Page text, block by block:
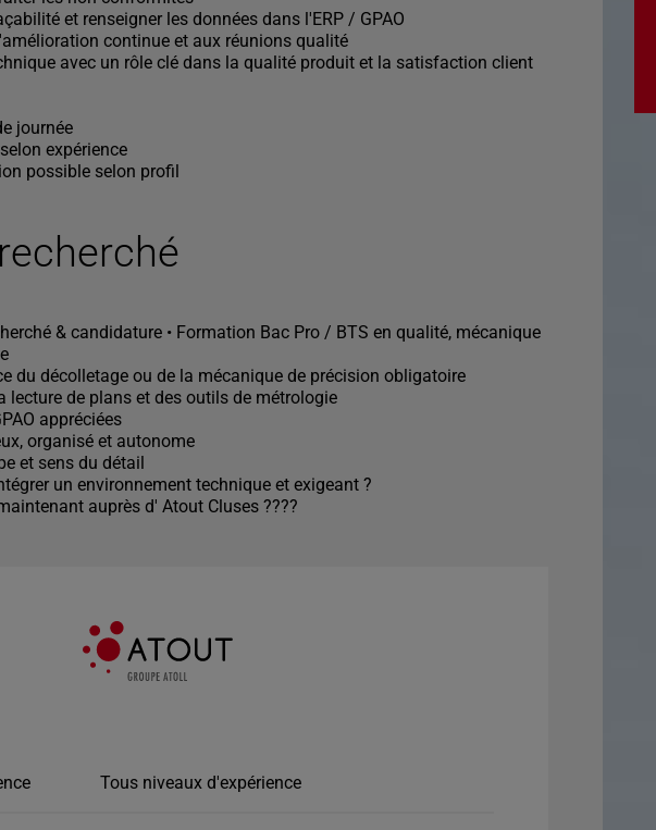
et renseigner les données dans l'ERP / GPAO
continue et aux réunions qualité
avec un rôle clé dans la qualité produit et la satisfaction client
journée
expérience
possible selon profil
& candidature • Formation Bac Pro / BTS en qualité, mécanique
du décolletage ou de la mécanique de précision obligatoire
lecture de plans et des outils de métrologie
appréciées
organisé et autonome
et sens du détail
un environnement technique et exigeant ?
auprès d' Atout Cluses ????
Tous niveaux d'expérience